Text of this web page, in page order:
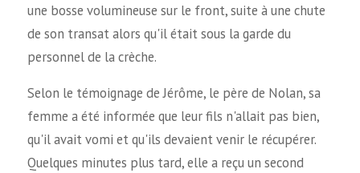
une bosse volumineuse sur le front, suite à une chute
de son transat alors qu'il était sous la garde du
personnel de la crèche.
Selon le témoignage de Jérôme, le père de Nolan, sa
femme a été informée que leur fils n'allait pas bien,
qu'il avait vomi et qu'ils devaient venir le récupérer.
Quelques minutes plus tard, elle a reçu un second